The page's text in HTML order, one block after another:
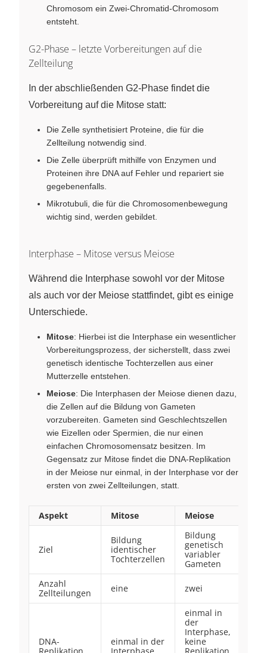
Chromosom ein Zwei-Chromatid-Chromosom
entsteht.
G2-Phase – letzte Vorbereitungen auf die
Zellteilung
In der abschließenden G2-Phase findet die
Vorbereitung auf die Mitose statt:
Die Zelle synthetisiert Proteine, die für die
Zellteilung notwendig sind.
Die Zelle überprüft mithilfe von Enzymen und
Proteinen ihre DNA auf Fehler und repariert sie
gegebenenfalls.
Mikrotubuli, die für die Chromosomenbewegung
wichtig sind, werden gebildet.
Interphase – Mitose versus Meiose
Während die Interphase sowohl vor der Mitose
als auch vor der Meiose stattfindet, gibt es einige
Unterschiede.
Mitose: Hierbei ist die Interphase ein wesentlicher
Vorbereitungsprozess, der sicherstellt, dass zwei
genetisch identische Tochterzellen aus einer
Mutterzelle entstehen.
Meiose: Die Interphasen der Meiose dienen dazu,
die Zellen auf die Bildung von Gameten
vorzubereiten. Gameten sind Geschlechtszellen
wie Eizellen oder Spermien, die nur einen
einfachen Chromosomensatz besitzen. Im
Gegensatz zur Mitose findet die DNA-Replikation
in der Meiose nur einmal, in der Interphase vor der
ersten von zwei Zellteilungen, statt.
Aspekt Mitose Meiose
Ziel
Bildung
identischer
Tochterzellen
Bildung
genetisch
variabler
Gameten
Anzahl
Zellteilungen
eine zwei
DNA-
Replikation
einmal in der
Interphase
einmal in
der
Interphase,
keine
Replikation